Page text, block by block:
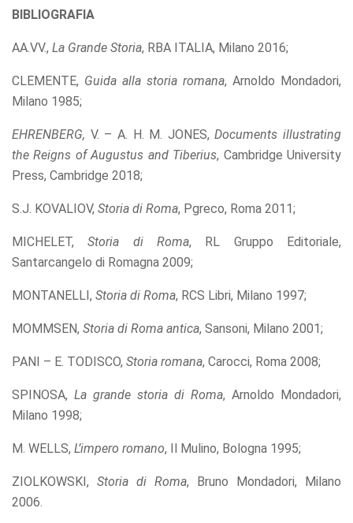
BIBLIOGRAFIA
AA.VV., La Grande Storia, RBA ITALIA, Milano 2016;
CLEMENTE, Guida alla storia romana, Arnoldo Mondadori,
Milano 1985;
EHRENBERG, V. – A. H. M. JONES,Documents illustrating
the Reigns ofAugustus and Tiberius, Cambridge University
Press, Cambridge 2018;
S.J. KOVALIOV, Storia di Roma, Pgreco, Roma 2011;
MICHELET,Storia di Roma, RL Gruppo Editoriale,
Santarcangelo di Romagna 2009;
MONTANELLI, Storia di Roma, RCS Libri, Milano 1997;
MOMMSEN, Storia di Roma antica, Sansoni, Milano 2001;
PANI – E. TODISCO, Storia romana, Carocci, Roma 2008;
SPINOSA, La grande storia di Roma, Arnoldo Mondadori,
Milano 1998;
M. WELLS, L’impero romano, Il Mulino, Bologna 1995;
ZIOLKOWSKI, Storia di Roma, Bruno Mondadori, Milano
2006.